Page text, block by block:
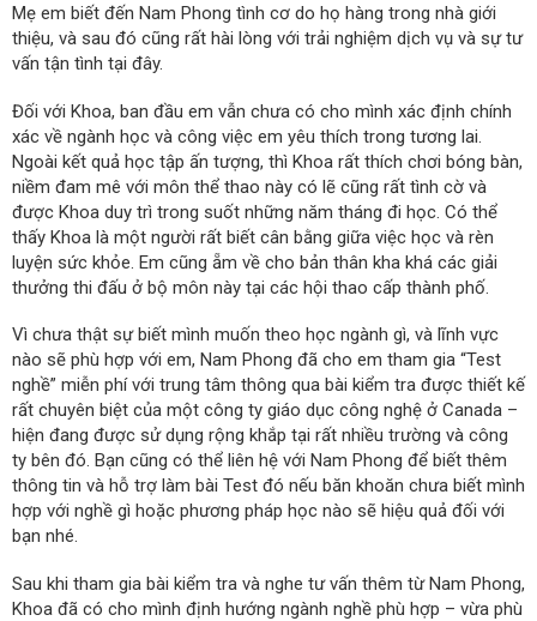
Mẹ em biết đến Nam Phong tình cơ do họ hàng trong nhà giới
thiệu, và sau đó cũng rất hài lòng với trải nghiệm dịch vụ và sự tư
vấn tận tình tại đây.
Đối với Khoa, ban đầu em vẫn chưa có cho mình xác định chính
xác về ngành học và công việc em yêu thích trong tương lai.
Ngoài kết quả học tập ấn tượng, thì Khoa rất thích chơi bóng bàn,
niềm đam mê với môn thể thao này có lẽ cũng rất tình cờ và
được Khoa duy trì trong suốt những năm tháng đi học. Có thể
thấy Khoa là một người rất biết cân bằng giữa việc học và rèn
luyện sức khỏe. Em cũng ẵm về cho bản thân kha khá các giải
thưởng thi đấu ở bộ môn này tại các hội thao cấp thành phố.
Vì chưa thật sự biết mình muốn theo học ngành gì, và lĩnh vực
nào sẽ phù hợp với em, Nam Phong đã cho em tham gia “Test
nghề” miễn phí với trung tâm thông qua bài kiểm tra được thiết kế
rất chuyên biệt của một công ty giáo dục công nghệ ở Canada –
hiện đang được sử dụng rộng khắp tại rất nhiều trường và công
ty bên đó. Bạn cũng có thể liên hệ với Nam Phong để biết thêm
thông tin và hỗ trợ làm bài Test đó nếu băn khoăn chưa biết mình
hợp với nghề gì hoặc phương pháp học nào sẽ hiệu quả đối với
bạn nhé.
Sau khi tham gia bài kiểm tra và nghe tư vấn thêm từ Nam Phong,
Khoa đã có cho mình định hướng ngành nghề phù hợp – vừa phù